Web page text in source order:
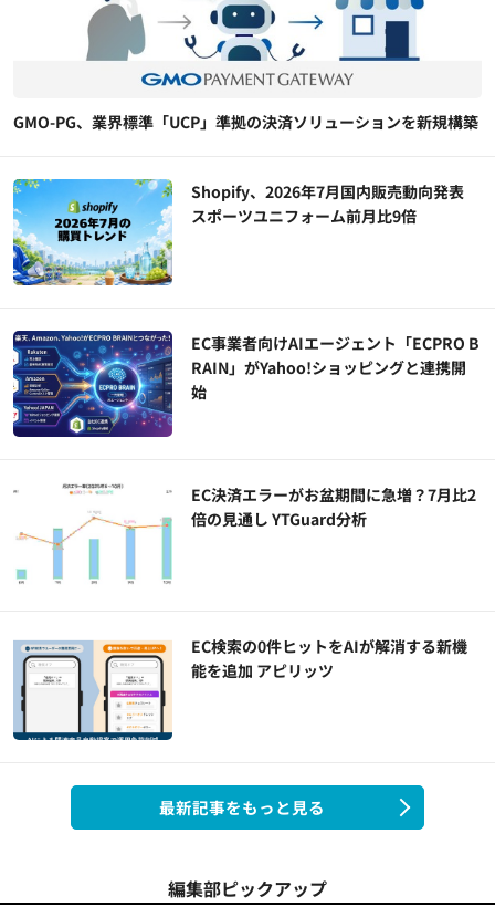
GMO-PG、業界標準「UCP」準拠の決済ソリューションを新規構築
Shopify、2026年7月国内販売動向発表
スポーツユニフォーム前月比9倍
EC事業者向けAIエージェント「ECPRO B
RAIN」がYahoo!ショッピングと連携開
始
EC決済エラーがお盆期間に急増？7月比2
倍の見通し YTGuard分析
EC検索の0件ヒットをAIが解消する新機
能を追加 アピリッツ
最新記事をもっと見る
編集部ピックアップ